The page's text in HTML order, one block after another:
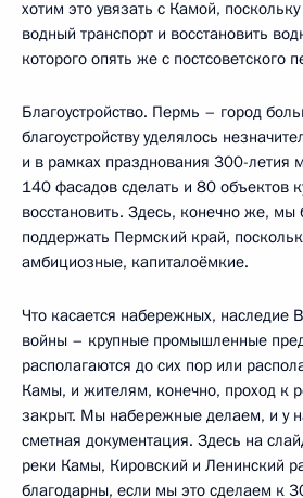
хотим это увязать с Камой,
водный транспорт и восстановить
которого опять же с постсоветского
Благоустройство. Пермь – город
благоустройству уделялось
и в рамках празднования 300-летия
140 фасадов сделать и 80 объектов
восстановить. Здесь, конечно же,
поддержать Пермский край,
амбициозные, капиталоёмкие.
Что касается набережных, наследие
войны – крупные промышленные
располагаются до сих пор или
Камы, и жителям, конечно, проход к
закрыт. Мы набережные делаем, и у
сметная документация. Здесь на
реки Камы, Кировский и Ленинский
благодарны, если мы это сделаем к